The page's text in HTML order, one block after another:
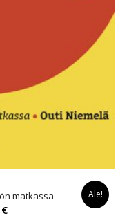
matkassa
€Nykyinen
Ale!